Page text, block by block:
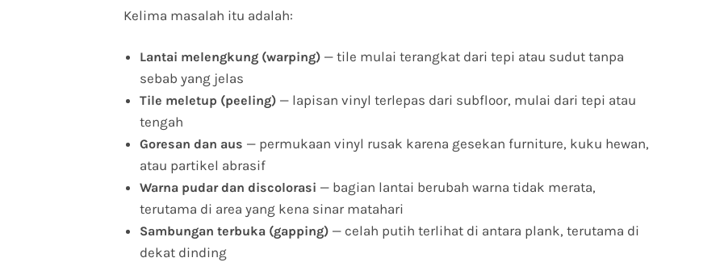
Kelima masalah itu adalah:
Lantai melengkung (warping) — tile mulai terangkat dari tepi atau sudut tanpa
sebab yang jelas
Tile meletup (peeling) — lapisan vinyl terlepas dari subfloor, mulai dari tepi atau
tengah
Goresan dan aus — permukaan vinyl rusak karena gesekan furniture, kuku hewan,
atau partikel abrasif
Warna pudar dan discolorasi — bagian lantai berubah warna tidak merata,
terutama di area yang kena sinar matahari
Sambungan terbuka (gapping) — celah putih terlihat di antara plank, terutama di
dekat dinding